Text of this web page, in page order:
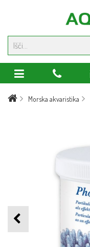
Morska akvaristika